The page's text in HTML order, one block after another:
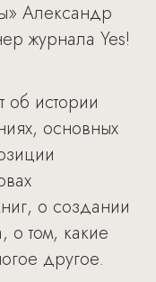
Александр
журнала Yes!
об истории
основных
о создании
о том, какие
другое.